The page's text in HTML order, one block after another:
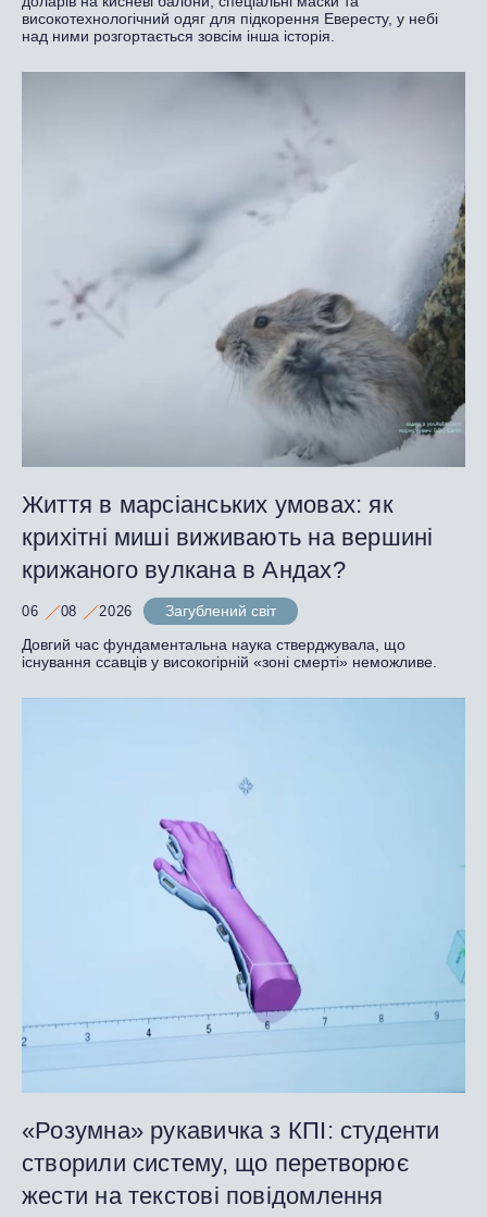
високотехнологічний одяг для підкорення Евересту, у небі
над ними розгортається зовсім інша історія.
Життя в марсіанських умовах: як
крихітні миші виживають на вершині
крижаного вулкана в Андах?
06 08 2026
Загублений світ
Довгий час фундаментальна наука стверджувала, що
існування ссавців у високогірній «зоні смерті» неможливе.
«Розумна» рукавичка з КПІ: студенти
створили систему, що перетворює
жести на текстові повідомлення